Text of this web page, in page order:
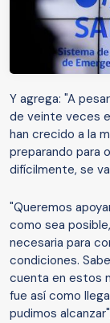
Y agrega: "A
de veinte veces
han crecido a la
preparando para
difícilmente, se
"Queremos
como sea
necesaria para
condiciones.
cuenta en estos
fue así como
pudimos